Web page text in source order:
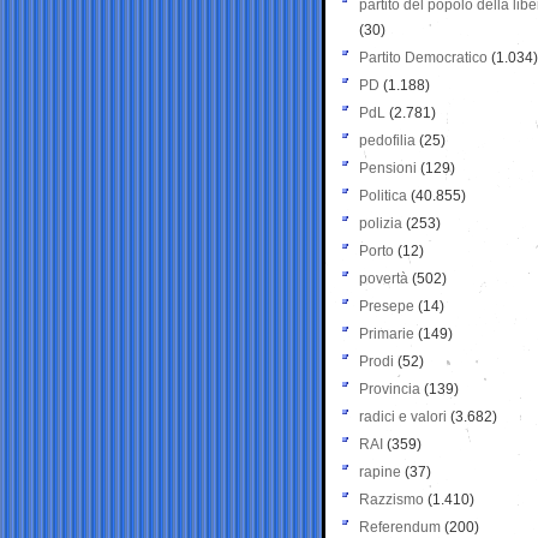
partito del popolo della
(30)
Partito Democratico (1.034)
PD (1.188)
PdL (2.781)
pedofilia (25)
Pensioni (129)
Politica (40.855)
polizia (253)
Porto (12)
povertà (502)
Presepe (14)
Primarie (149)
Prodi (52)
Provincia (139)
radici e valori (3.682)
RAI (359)
rapine (37)
Razzismo (1.410)
Referendum (200)